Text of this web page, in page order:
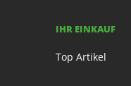
IHR EINKAUF
Top Artikel